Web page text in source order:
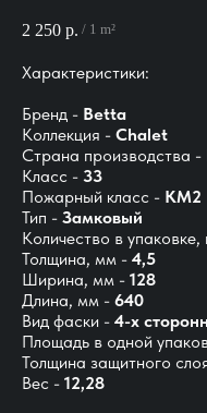
2 250 р. / 1 m²
Характеристики:
Бренд - Betta
Коллекция - Chalet
Страна производства -
Класс - 33
Пожарный класс - КМ2
Тип - Замковый
Количество в упаковке,
Толщина, мм - 4,5
Ширина, мм - 128
Длина, мм - 640
Вид фаски - 4-х
Площадь в одной
Толщина защитного
Вес - 12,28